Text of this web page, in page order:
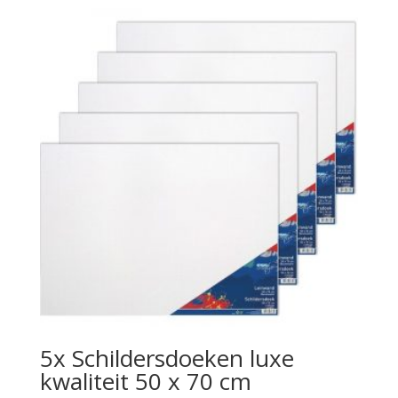
5x Schildersdoeken luxe
kwaliteit 50 x 70 cm